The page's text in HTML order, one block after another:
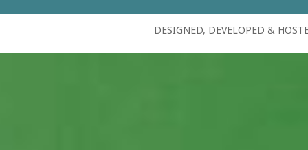
DESIGNED, DEVELOPED &